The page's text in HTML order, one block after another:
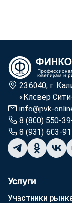
236040, г.
«Кловер
info@pvk-
8 (800) 550-
8 (931) 603-
Услуги
Участники